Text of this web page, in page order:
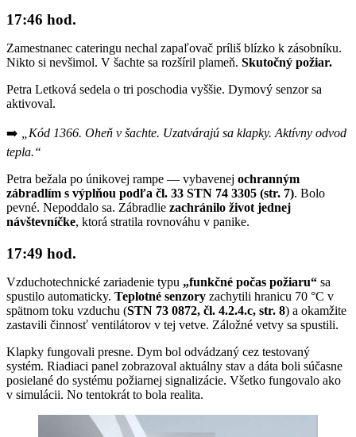
17:46 hod.
Zamestnanec cateringu nechal zapaľovač príliš blízko k zásobníku.
Nikto si nevšimol. V šachte sa rozšíril plameň. Skutočný požiar.
Petra Letková sedela o tri poschodia vyššie. Dymový senzor sa
aktivoval.
➡️
„Kód 1366. Oheň v šachte. Uzatvárajú sa klapky. Aktívny odvod
tepla.“
Petra bežala po únikovej rampe — vybavenej ochranným
zábradlím s výplňou podľa čl. 33 STN 74 3305 (str. 7). Bolo
pevné. Nepoddalo sa. Zábradlie zachránilo život jednej
návštevníčke, ktorá stratila rovnováhu v panike.
17:49 hod.
Vzduchotechnické zariadenie typu „funkčné počas požiaru“ sa
spustilo automaticky. Teplotné senzory zachytili hranicu 70 °C v
spätnom toku vzduchu (STN 73 0872, čl. 4.2.4.c, str. 8) a okamžite
zastavili činnosť ventilátorov v tej vetve. Záložné vetvy sa spustili.
Klapky fungovali presne. Dym bol odvádzaný cez testovaný
systém. Riadiaci panel zobrazoval aktuálny stav a dáta boli súčasne
posielané do systému požiarnej signalizácie. Všetko fungovalo ako
v simulácii. No tentokrát to bola realita.